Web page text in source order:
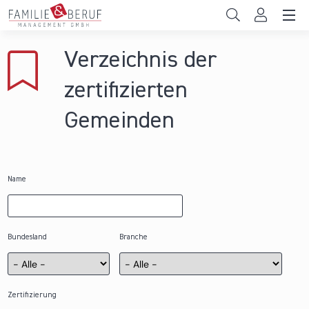
Direkt zum Inhalt
Gemeinden
Hochschulen
Verzeichnis der
zertifizierten
Gemeinden
Name
Bundesland Branche
Zertifizierung